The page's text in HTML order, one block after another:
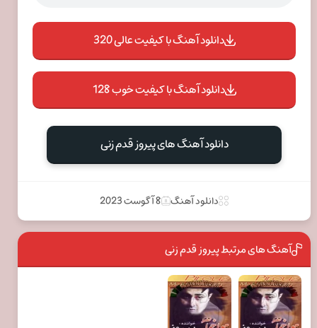
دانلود آهنگ با کیفیت عالی 320
دانلود آهنگ با کیفیت خوب 128
دانلود آهنگ های پیروز قدم زنی
دانلود آهنگ 8 آگوست 2023
آهنگ های مرتبط پیروز قدم زنی